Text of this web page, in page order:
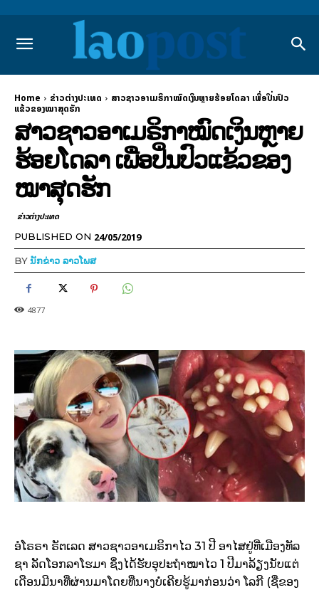
Home ຂ່າວຕ່າງປະເທດ
ສາວຊາວອາເມຣິກາໝົດເງິນຫຼາຍຮ້ອຍໂດລາ ເພື່ອປິ່ນປົວ
ແຂ້ວຂອງໝາສຸດຮັກ
ສາວຊາວອາເມຣິກາໝົດເງິນຫຼາຍ
ຮ້ອຍໂດລາ ເພື່ອປິ່ນປົວແຂ້ວຂອງ
ໝາສຸດຮັກ
ຂ່າວຕ່າງປະເທດ
PUBLISHED ON 24/05/2019
BYນັກຂ່າວ ລາວໂພສ
4877
ອໍໂຣຣາ ຣັຕເລດ ສາວຊາວອາເມຣິກາໄວ 31 ປີ ອາໄສຢູ່ທີ່ເມືອງທັລ
ຊາ ລັດໂອກລາໂຮມາ ຊຶ່ງໄດ້ຮັບອຸປະຖຳໝາໄວ 1 ປີມາລ້ຽງນັບແຕ່
ເດືອນມີນາທີ່ຜ່ານມາໂດຍທີ່ນາງບໍ່ເຄີຍຮູ້ມາກ່ອນວ່າ ໂລກີ (ຊື່ຂອງ